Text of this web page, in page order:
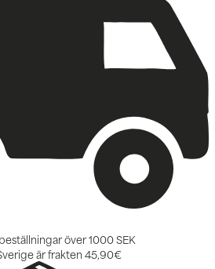
över 1000 SEK
är frakten45,90€